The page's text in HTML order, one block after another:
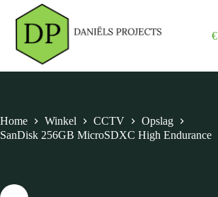
G
a
n
h
€
Home Winkel CCTV
Opslag
SanDisk 256GB MicroSDXC High Endurance